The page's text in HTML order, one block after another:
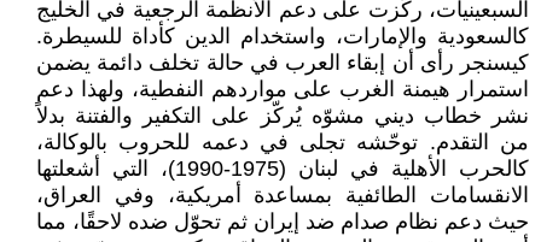
السبعينيات، ركّزت على دعم الأنظمة الرجعية في الخليج
كالسعودية والإمارات، واستخدام الدين كأداة للسيطرة.
كيسنجر رأى أن إبقاء العرب في حالة تخلف دائمة يضمن
استمرار هيمنة الغرب على مواردهم النفطية، ولهذا دعم
نشر خطاب ديني مشوّه يُركّز على التكفير والفتنة بدلاً
من التقدم. توحّشه تجلى في دعمه للحروب بالوكالة،
كالحرب الأهلية في لبنان (1975-1990)، التي أشعلتها
الانقسامات الطائفية بمساعدة أمريكية، وفي العراق،
حيث دعم نظام صدام ضد إيران ثم تحوّل ضده لاحقًا، مما